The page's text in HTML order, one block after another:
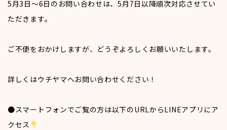
先輩の声
営業職
5月3日～6日のお問い合わせは、5月7日以降順次対応させてい
ただきます。
ご不便をおかけしますが、どうぞよろしくお願いいたします。
詳しくはウチヤマへお問い合わせください！
●スマートフォンでご覧の方は以下のURLからLINEアプリにア
クセス